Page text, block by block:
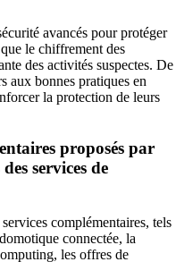
avancés pour protéger
le chiffrement des
des activités suspectes. De
aux bonnes pratiques en
la protection de leurs
proposés par
services de
complémentaires, tels
connectée, la
les offres de